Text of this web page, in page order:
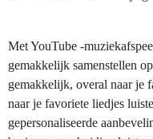
Met YouTube -
gemakkelijk samenstellen
gemakkelijk, overal naar je
naar je favoriete liedjes
gepersonaliseerde